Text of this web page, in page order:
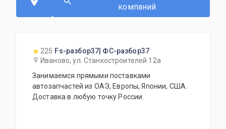
компаний
225 Fs-разбор37| ФС-разбор37
Иваново, ул. Станкостроителей 12а
Занимаемся прямыми поставками
автозапчастей из ОАЭ, Европы, Японии, США.
Доставка в любую точку России.